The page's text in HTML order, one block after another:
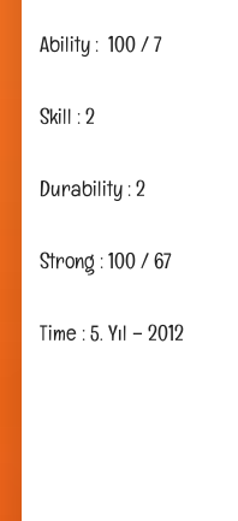
Ability : 100 / 7
Skill : 2
Durability : 2
Strong : 100 / 67
Time : 5. Yıl – 2012